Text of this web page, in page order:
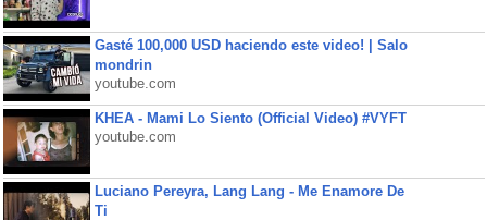
Gasté 100,000 USD haciendo este video! | Salo
mondrin
youtube.com
KHEA - Mami Lo Siento (Official Video) #VYFT
youtube.com
Luciano Pereyra, Lang Lang - Me Enamore De
Ti